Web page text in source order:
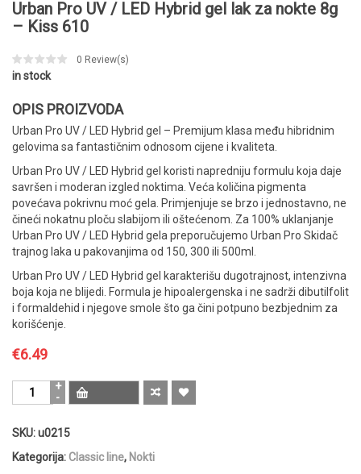
Urban Pro UV / LED Hybrid gel lak za nokte 8g
– Kiss 610
0 Review(s)
in stock
OPIS PROIZVODA
Urban Pro UV / LED Hybrid gel – Premijum klasa među hibridnim
gelovima sa fantastičnim odnosom cijene i kvaliteta.
Urban Pro UV / LED Hybrid gel koristi napredniju formulu koja daje
savršen i moderan izgled noktima. Veća količina pigmenta
povećava pokrivnu moć gela. Primjenjuje se brzo i jednostavno, ne
čineći nokatnu ploču slabijom ili oštećenom. Za 100% uklanjanje
Urban Pro UV / LED Hybrid gela preporučujemo Urban Pro Skidač
trajnog laka u pakovanjima od 150, 300 ili 500ml.
Urban Pro UV / LED Hybrid gel karakterišu dugotrajnost, intenzivna
boja koja ne blijedi. Formula je hipoalergenska i ne sadrži dibutilfolit
i formaldehid i njegove smole što ga čini potpuno bezbjednim za
korišćenje.
€6.49
Urban
Pro
/
LED
SKU:u0215
Kategorija: Classic line, Nokti